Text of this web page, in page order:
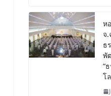
ห
จ
ธ
พั
“
โ